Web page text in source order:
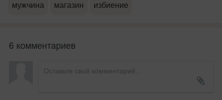
мужчина магазин избиение
6 комментариев